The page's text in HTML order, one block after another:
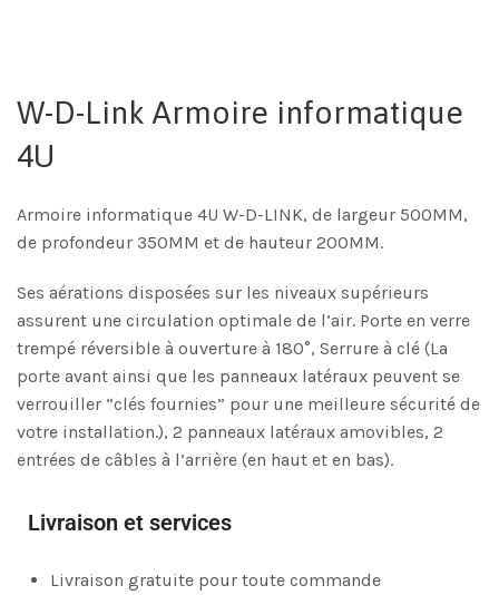
W-D-Link Armoire informatique
4U
Armoire informatique 4U W-D-LINK, de largeur 500MM,
de profondeur 350MM et de hauteur 200MM.
Ses aérations disposées sur les niveaux supérieurs
assurent une circulation optimale de l’air. Porte en verre
trempé réversible à ouverture à 180°, Serrure à clé (La
porte avant ainsi que les panneaux latéraux peuvent se
verrouiller “clés fournies” pour une meilleure sécurité de
votre installation.), 2 panneaux latéraux amovibles, 2
entrées de câbles à l’arrière (en haut et en bas).
Livraison et services
Livraison gratuite pour toute commande